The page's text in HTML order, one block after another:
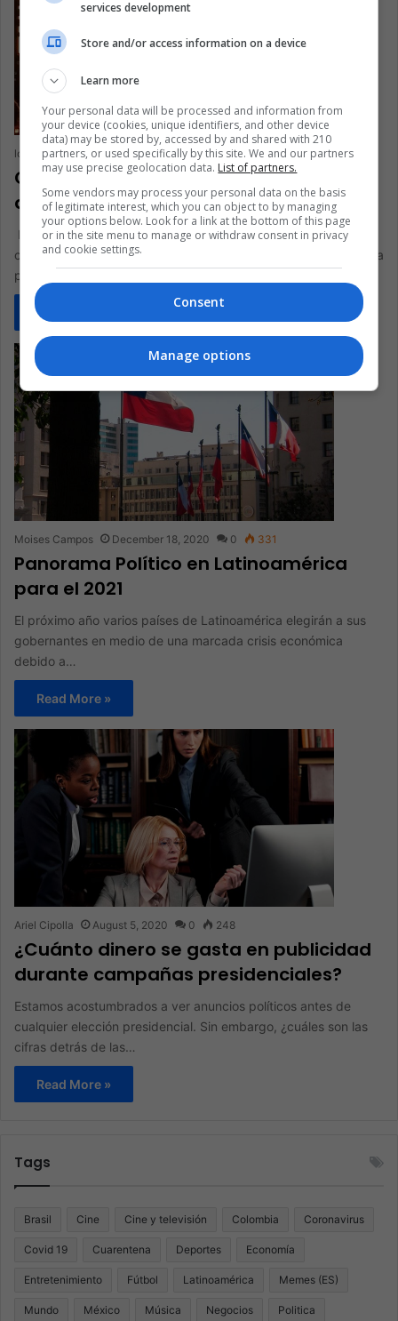
lobo duque July 21, 2021 0 173
Centro Derecha o Izquierda: la elección
del pueblo chileno
La gran sorpresa que enmarcó esta jornada, estuvo
compuesta por dos factores: la baja participación electoral, y la
pandemia, para elegir…
Read More »
Moises Campos December 18, 2020 0 331
Panorama Político en Latinoamérica
para el 2021
El próximo año varios países de Latinoamérica elegirán a sus
gobernantes en medio de una marcada crisis económica
debido a…
Read More »
Ariel Cipolla August 5, 2020 0 248
¿Cuánto dinero se gasta en publicidad
durante campañas presidenciales?
Estamos acostumbrados a ver anuncios políticos antes de
cualquier elección presidencial. Sin embargo, ¿cuáles son las
cifras detrás de las…
Read More »
Tags
Brasil Cine Cine y televisión Colombia Coronavirus
Covid 19 Cuarentena Deportes Economía
Entretenimiento Fútbol Latinoamérica Memes (ES)
Mundo México Música Negocios Politica
services development
Store and/or access information on a device
Learn more
Your personal data will be processed and information from
your device (cookies, unique identifiers, and other device
data) may be stored by, accessed by and shared with 210
partners, or used specifically by this site. We and our partners
may use precise geolocation data. List of partners.
Some vendors may process your personal data on the basis
of legitimate interest, which you can object to by managing
your options below. Look for a link at the bottom of this page
or in the site menu to manage or withdraw consent in privacy
and cookie settings.
Consent
Manage options